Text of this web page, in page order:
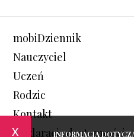
x INFORMACJA
mobiDziennik
Nauczyciel
Uczeń
Rodzic
Kontakt
Deklaracja dostępności